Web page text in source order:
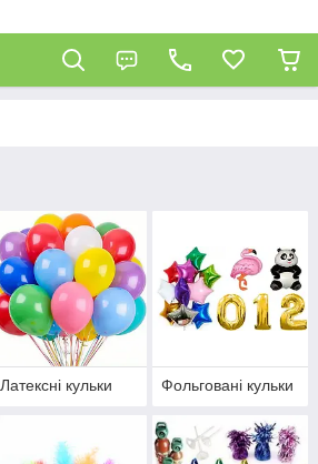
Латексні кульки Фольговані кульки